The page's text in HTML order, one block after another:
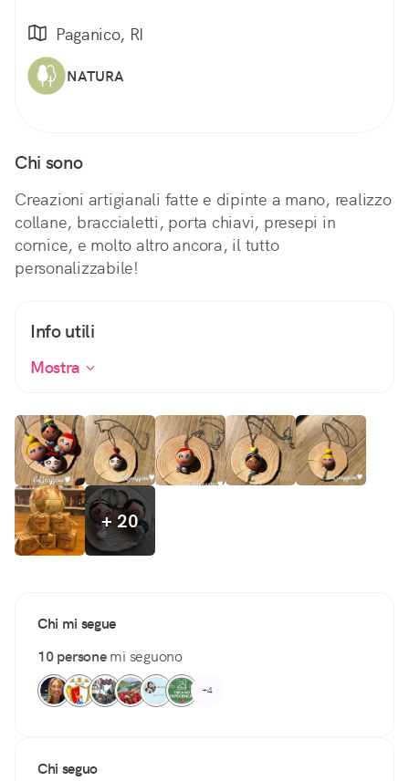
Paganico, RI
NATURA
Chi sono
Creazioni artigianali fatte e dipinte a mano, realizzo
collane, braccialetti, porta chiavi, presepi in
cornice, e molto altro ancora, il tutto
personalizzabile!
Info utili
Mostra
+ 20
Chi mi segue
10 personemi seguono
+4
Chi seguo